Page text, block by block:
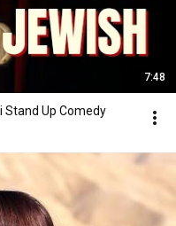
7:48
Stand Up Comedy